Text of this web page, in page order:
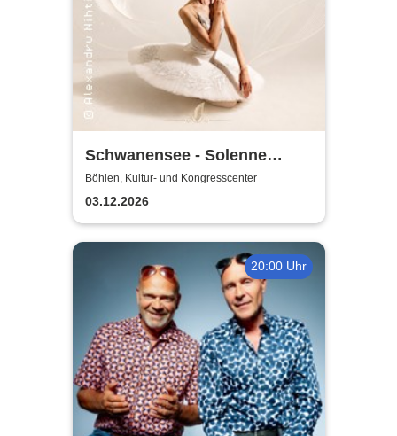
Schwanensee - Solenne
Ballet Classique
Böhlen, Kultur- und Kongresscenter
03.12.2026
20:00 Uhr